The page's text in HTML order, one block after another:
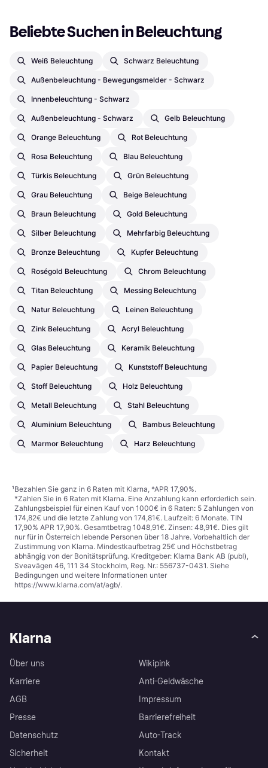
Beliebte Suchen in Beleuchtung
Weiß Beleuchtung Schwarz Beleuchtung
Außenbeleuchtung - Bewegungsmelder - Schwarz
Innenbeleuchtung - Schwarz
Außenbeleuchtung - Schwarz Gelb Beleuchtung
Orange Beleuchtung Rot Beleuchtung
Rosa Beleuchtung Blau Beleuchtung
Türkis Beleuchtung Grün Beleuchtung
Grau Beleuchtung Beige Beleuchtung
Braun Beleuchtung Gold Beleuchtung
Silber Beleuchtung Mehrfarbig Beleuchtung
Bronze Beleuchtung Kupfer Beleuchtung
Roségold Beleuchtung Chrom Beleuchtung
Titan Beleuchtung Messing Beleuchtung
Natur Beleuchtung Leinen Beleuchtung
Zink Beleuchtung Acryl Beleuchtung
Glas Beleuchtung Keramik Beleuchtung
Papier Beleuchtung Kunststoff Beleuchtung
Stoff Beleuchtung Holz Beleuchtung
Metall Beleuchtung Stahl Beleuchtung
Aluminium Beleuchtung Bambus Beleuchtung
Marmor Beleuchtung Harz Beleuchtung
¹Bezahlen Sie ganz in 6 Raten mit Klarna, *APR 17,90%.
*Zahlen Sie in 6 Raten mit Klarna. Eine Anzahlung kann erforderlich sein.
Zahlungsbeispiel für einen Kauf von 1000€ in 6 Raten: 5 Zahlungen von
174,82€ und die letzte Zahlung von 174,81€. Laufzeit: 6 Monate. TIN
17,90% APR 17,90%. Gesamtbetrag 1048,91€. Zinsen: 48,91€. Dies gilt
nur für in Österreich lebende Personen über 18 Jahre. Vorbehaltlich der
Zustimmung von Klarna. Mindestkaufbetrag 25€ und Höchstbetrag
abhängig von der Bonitätsprüfung. Kreditgeber: Klarna Bank AB (publ),
Sveavägen 46, 111 34 Stockholm, Reg. Nr.: 556737-0431. Siehe
Bedingungen und weitere Informationen unter
https://www.klarna.com/at/agb/.
Klarna
Über uns
Karriere
AGB
Presse
Datenschutz
Sicherheit
Wikipink
Anti-Geldwäsche
Impressum
Barrierefreiheit
Auto-Track
Kontakt